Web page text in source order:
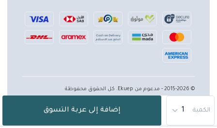
الكمية إضافة إلى عربة التسوق
© 2015-2026 - مدعوم من Ekuep. كل الحقوق محفوظة